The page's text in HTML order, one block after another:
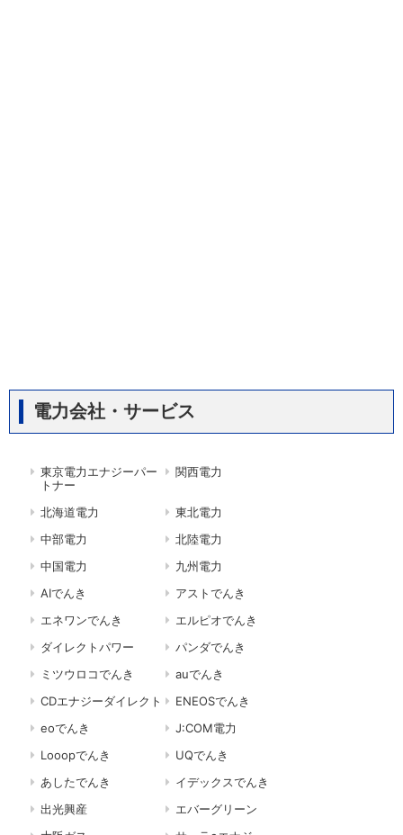
電力会社・サービス
東京電力エナジーパー
トナー
関西電力
北海道電力
東北電力
中部電力
北陸電力
中国電力
九州電力
AIでんき
アストでんき
エネワンでんき
エルピオでんき
ダイレクトパワー
パンダでんき
ミツウロコでんき
auでんき
CDエナジーダイレクト
ENEOSでんき
eoでんき
J:COM電力
Looopでんき
UQでんき
あしたでんき
イデックスでんき
出光興産
エバーグリーン